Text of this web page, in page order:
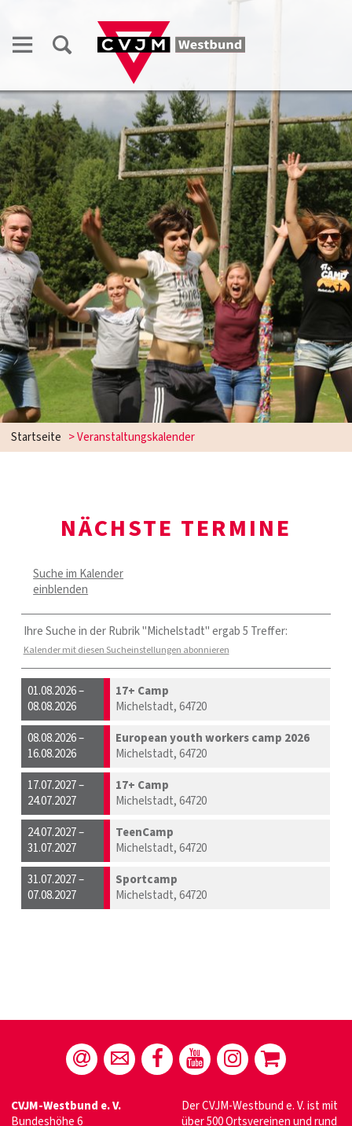
Startseite > Veranstaltungskalender
NÄCHSTE TERMINE
Suche im Kalender
einblenden
Ihre Suche in der Rubrik "Michelstadt" ergab 5 Treffer:
Kalender mit diesen Sucheinstellungen abonnieren
01.08.2026 –
08.08.2026
17+ Camp
Michelstadt, 64720
08.08.2026 –
16.08.2026
European youth workers camp 2026
Michelstadt, 64720
17.07.2027 –
24.07.2027
17+ Camp
Michelstadt, 64720
24.07.2027 –
31.07.2027
TeenCamp
Michelstadt, 64720
31.07.2027 –
07.08.2027
Sportcamp
Michelstadt, 64720
CVJM-Westbund e. V.
Bundeshöhe 6
Der CVJM-Westbund e. V. ist mit
über 500 Ortsvereinen und rund